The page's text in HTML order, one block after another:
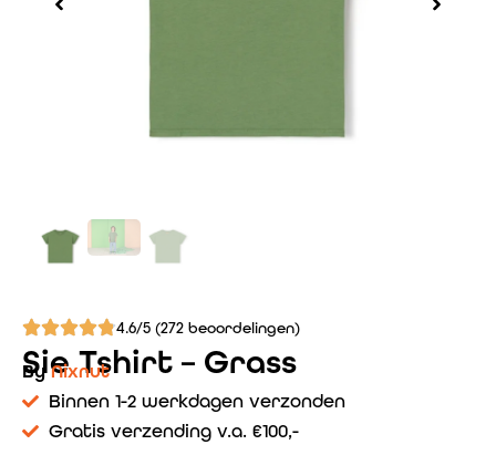
4.6/5 (272 beoordelingen)
Sie Tshirt – Grass
ByNixnut
Binnen 1-2 werkdagen verzonden
Gratis verzending v.a. €100,-